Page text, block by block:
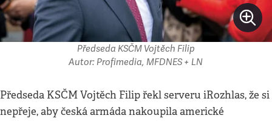
Předseda KSČM Vojtěch Filip
Autor: Profimedia, MFDNES + LN
Předseda KSČM Vojtěch Filip řekl serveru iRozhlas, že si
nepřeje, aby česká armáda nakoupila americké